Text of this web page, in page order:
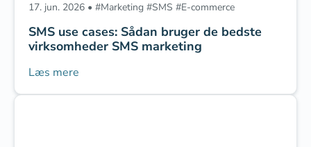
17. jun. 2026 • #Marketing #SMS #E-commerce
SMS use cases: Sådan bruger de bedste
virksomheder SMS marketing
Læs mere